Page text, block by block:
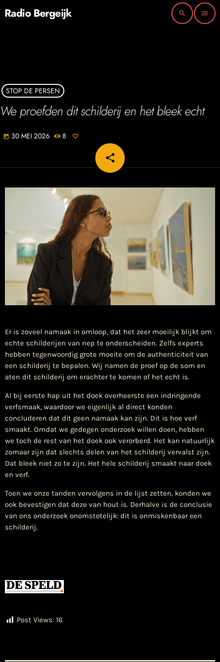
Radio Bergeijk search menu
STOP DE PERSEN
We proefden dit schilderij en het bleek echt
today 30 MEI 2026 8
share
email
​Er is zoveel namaak in omloop, dat het zeer moeilijk blijkt om
echte schilderijen van nep te onderscheiden. Zelfs experts
hebben tegenwoordig grote moeite om de authenticiteit van
een schilderij te bepalen. Wij namen de proef op de som en
aten dit schilderij om erachter te komen of het echt is.
Al bij eerste hap uit het doek overheerste een indringende
verfsmaak, waardoor we eigenlijk al direct konden
concluderen dat dit geen namaak kan zijn. Dit is hoe verf
smaakt. Omdat we gedegen onderzoek willen doen, hebben
we toch de rest van het doek ook verorberd. Het kan natuurlijk
zomaar zijn dat slechts delen van het schilderij vervalst zijn.
Dat bleek niet zo te zijn. Het hele schilderij smaakt naar doek
en verf.
Toen we onze tanden vervolgens in de lijst zetten, konden we
ook bevestigen dat deze van hout is. Derhalve is de conclusie
van ons onderzoek onomstotelijk: dit is onmiskenbaar een
schilderij.
Post Views: 16